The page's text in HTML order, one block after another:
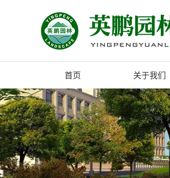
首页 关于我们